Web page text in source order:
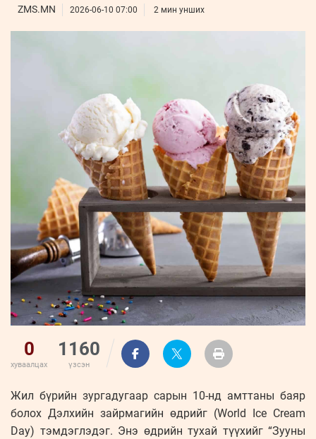
Бизнес
ФОТО
ТӨВ
ZUUNII
ZMS.MN 2026-06-10 07:00 2 мин унших
0
хуваалцах
1160
үзсэн
Жил бүрийн зургадугаар сарын 10-нд амттаны баяр
болох Дэлхийн зайрмагийн өдрийг (World Ice Cream
Day) тэмдэглэдэг. Энэ өдрийн тухай түүхийг “Зууны